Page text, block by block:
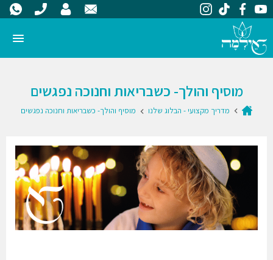
מוסיף והולך- כשבריאות וחנוכה נפגשים
מדריך מקצועי - הבלוג שלנו מוסיף והולך- כשבריאות וחנוכה נפגשים